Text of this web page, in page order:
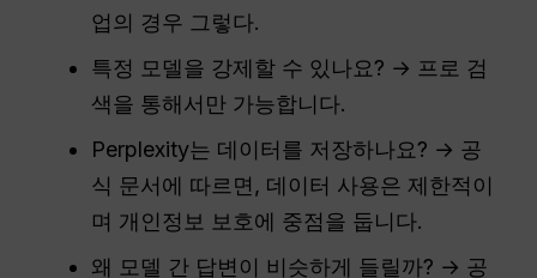
업의 경우 그렇다.
특정 모델을 강제할 수 있나요? → 프로 검
색을 통해서만 가능합니다.
Perplexity는 데이터를 저장하나요? → 공
식 문서에 따르면, 데이터 사용은 제한적이
며 개인정보 보호에 중점을 둡니다.
왜 모델 간 답변이 비슷하게 들릴까? → 공